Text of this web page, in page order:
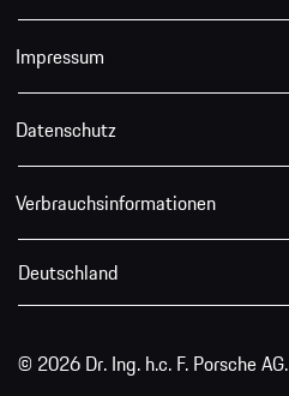
Impressum
Datenschutz
Verbrauchsinformationen
Deutschland
© 2026 Dr. Ing. h.c. F. Porsche AG.